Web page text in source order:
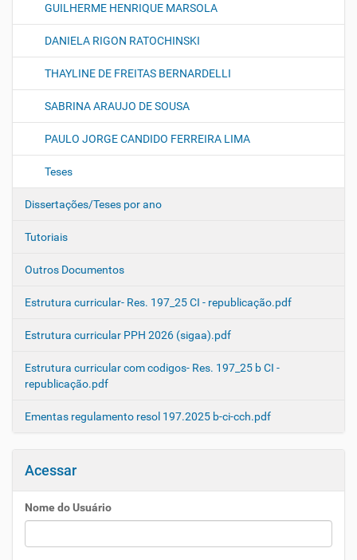
GUILHERME HENRIQUE MARSOLA
DANIELA RIGON RATOCHINSKI
THAYLINE DE FREITAS BERNARDELLI
SABRINA ARAUJO DE SOUSA
PAULO JORGE CANDIDO FERREIRA LIMA
Teses
Dissertações/Teses por ano
Tutoriais
Outros Documentos
Estrutura curricular- Res. 197_25 CI - republicação.pdf
Estrutura curricular PPH 2026 (sigaa).pdf
Estrutura curricular com codigos- Res. 197_25 b CI -
republicação.pdf
Ementas regulamento resol 197.2025 b-ci-cch.pdf
Acessar
Nome do Usuário